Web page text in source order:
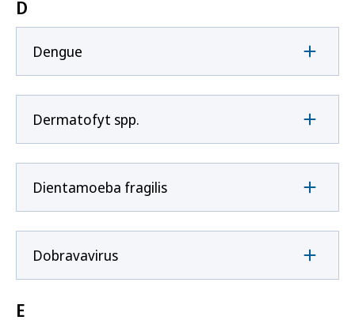
D
Dengue
Dermatofyt spp.
Dientamoeba fragilis
Dobravavirus
E